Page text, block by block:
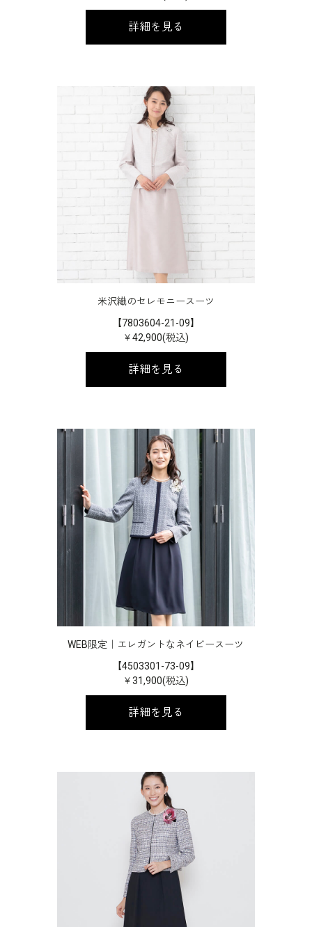
詳細を見る
米沢織のセレモニースーツ
【7803604-21-09】
￥42,900(税込)
詳細を見る
WEB限定｜エレガントなネイビースーツ
【4503301-73-09】
￥31,900(税込)
詳細を見る